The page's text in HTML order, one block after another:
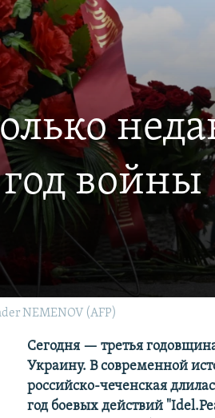
войны
NEMENOV (AFP)
Сегодня — третья
Украину. В современной
российско-чеченская
год боевых действий